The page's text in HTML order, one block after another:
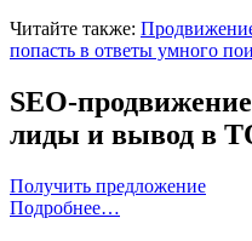
Читайте также:
попасть в ответы умного
SEO-
лиды и вывод в
Получить предложение
Подробнее…